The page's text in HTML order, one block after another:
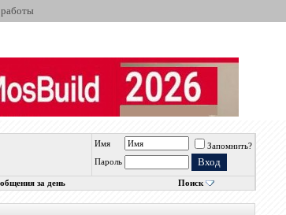
Имя
Запомнить?
Пароль
за день Поиск